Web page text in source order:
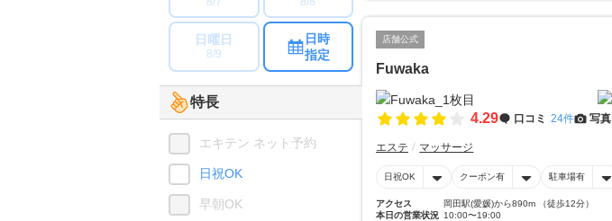
店舗公式
Fuwaka
4.29 口コミ 24件 写真
エステ マッサージ
日祝OK クーポン有 駐車場有
アクセス
岡田駅(愛媛)から890m （徒歩12分）
本日の営業状況 10:00〜19:00
日曜日
8/9
日時
指定
特長
エキテン ネット予約
日祝OK
早朝OK